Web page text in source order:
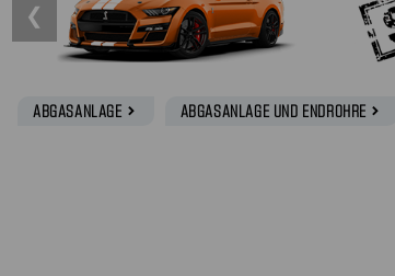
❮
ABGASANLAGE navigate_next ABGASANLAGE UND ENDROHRE navigate_next